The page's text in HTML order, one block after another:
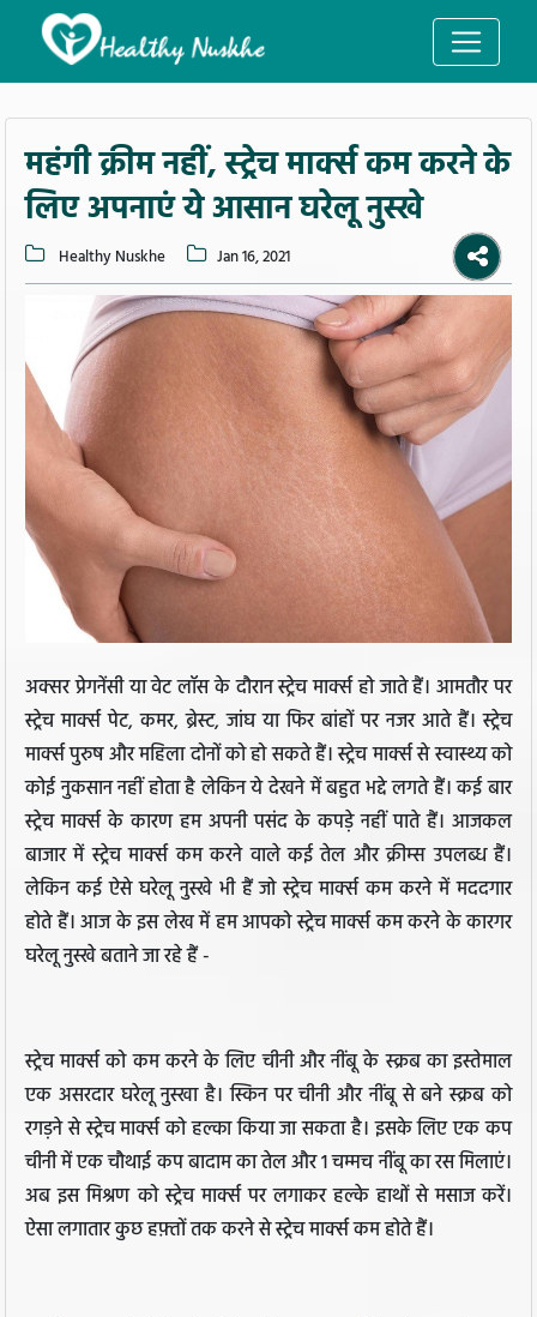
महंगी क्रीम नहीं, स्ट्रेच मार्क्स कम करने के
लिए अपनाएं ये आसान घरेलू नुस्खे
Healthy Nuskhe Jan 16, 2021
अक्सर प्रेगनेंसी या वेट लॉस के दौरान स्ट्रेच मार्क्स हो जाते हैं। आमतौर पर
स्ट्रेच मार्क्स पेट, कमर, ब्रेस्ट, जांघ या फिर बांहों पर नजर आते हैं। स्ट्रेच
मार्क्स पुरुष और महिला दोनों को हो सकते हैं। स्ट्रेच मार्क्स से स्वास्थ्य को
कोई नुकसान नहीं होता है लेकिन ये देखने में बहुत भद्दे लगते हैं। कई बार
स्ट्रेच मार्क्स के कारण हम अपनी पसंद के कपड़े नहीं पाते हैं। आजकल
बाजार में स्ट्रेच मार्क्स कम करने वाले कई तेल और क्रीम्स उपलब्ध हैं।
लेकिन कई ऐसे घरेलू नुस्खे भी हैं जो स्ट्रेच मार्क्स कम करने में मददगार
होते हैं। आज के इस लेख में हम आपको स्ट्रेच मार्क्स कम करने के कारगर
घरेलू नुस्खे बताने जा रहे हैं -
स्ट्रेच मार्क्स को कम करने के लिए चीनी और नींबू के स्क्रब का इस्तेमाल
एक असरदार घरेलू नुस्खा है। स्किन पर चीनी और नींबू से बने स्क्रब को
रगड़ने से स्ट्रेच मार्क्स को हल्का किया जा सकता है। इसके लिए एक कप
चीनी में एक चौथाई कप बादाम का तेल और 1 चम्मच नींबू का रस मिलाएं।
अब इस मिश्रण को स्ट्रेच मार्क्स पर लगाकर हल्के हाथों से मसाज करें।
ऐसा लगातार कुछ हफ़्तों तक करने से स्ट्रेच मार्क्स कम होते हैं।